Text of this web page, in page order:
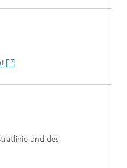
und des